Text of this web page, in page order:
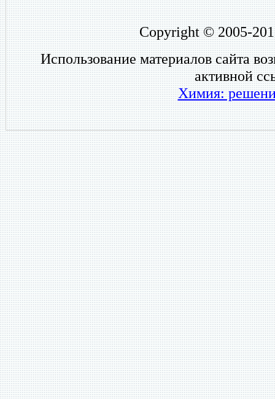
Copyright © 2005-
Использование материалов сайта
активной
Химия: